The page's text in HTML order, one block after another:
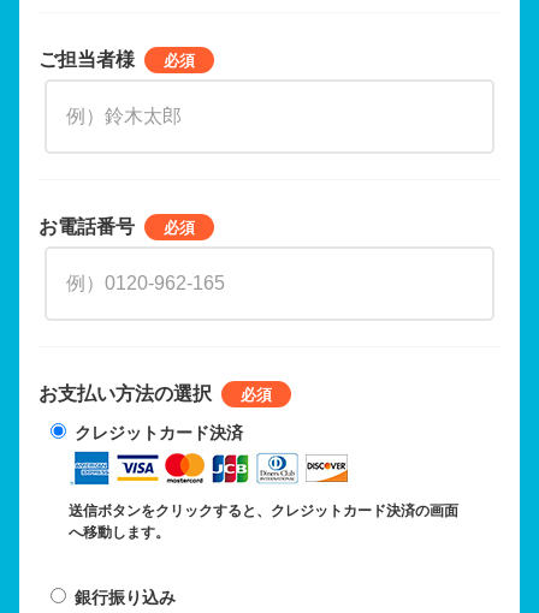
ご担当者様
お電話番号
お支払い方法の選択
クレジットカード決済
送信ボタンをクリックすると、クレジットカード決済の画面
へ移動します。
銀行振り込み